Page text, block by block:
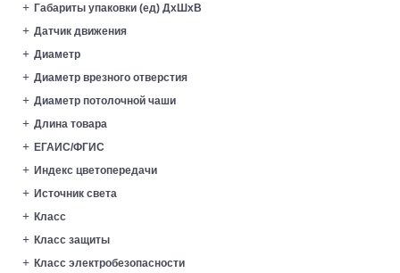
Габариты упаковки (ед) ДхШхВ
Датчик движения
Диаметр
Диаметр врезного отверстия
Диаметр потолочной чаши
Длина товара
ЕГАИС/ФГИС
Индекс цветопередачи
Источник света
Класс
Класс защиты
Класс электробезопасности